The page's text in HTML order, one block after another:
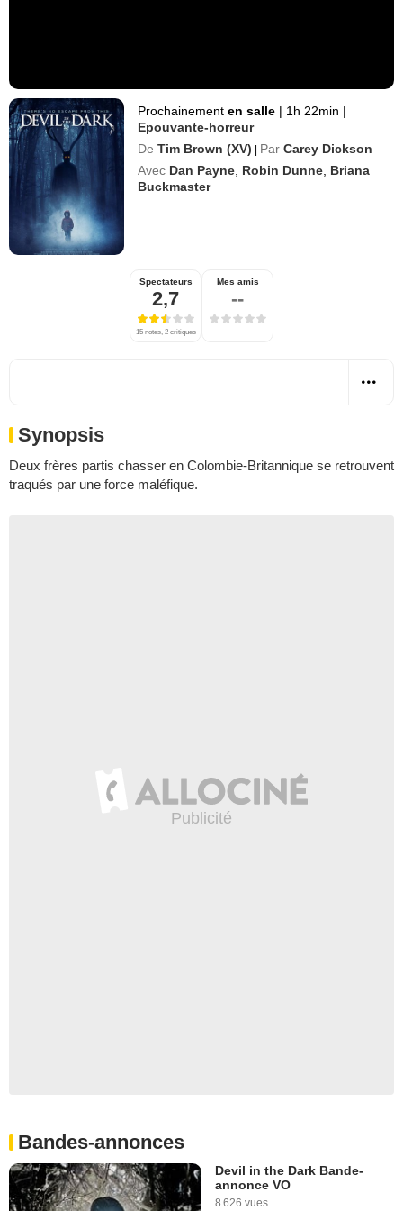
Prochainementen salle | 1h 22min |
Epouvante-horreur
De Tim Brown (XV) | Par Carey Dickson
Avec Dan Payne Robin Dunne Briana
Buckmaster
Spectateurs
2,7
15 notes, 2 critiques
Mes amis
--
Synopsis
Deux frères partis chasser en Colombie-Britannique se retrouvent
traqués par une force maléfique.
Bandes-annonces
Devil in the Dark Bande-
annonce VO
8 626 vues